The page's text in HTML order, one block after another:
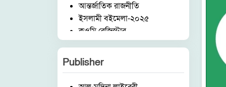
আন্তর্জাতিক রাজনীতি
ইসলামী বইমেলা-২০২৫
কওমি রেজিস্টার
আরবি ভাষা ও সাহিত্য
ইংরেজি ভাষা ও সাহিত্য
মুহাররম ও কারবালা
মিডিয়া ও ইসলাম
Publisher